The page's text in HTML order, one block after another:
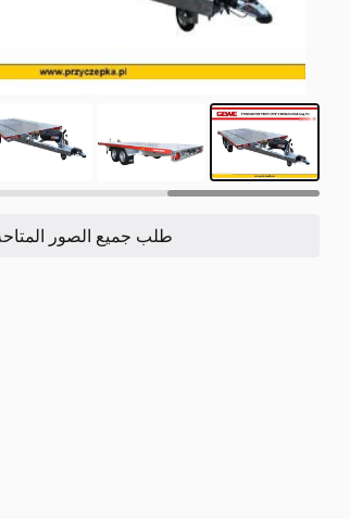
طلب جميع الصور